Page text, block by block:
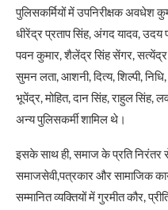
पुलिसकर्मियों में उपनिरीक्षक अवधेश
धीरेंद्र प्रताप सिंह, अंगद यादव, उदय
पवन कुमार, शैलेंद्र सिंह सेंगर, सत्येंद्र
सुमन लता, आशनी, दित्य, शिल्पी,
भूपेंद्र, मोहित, दान सिंह, राहुल सिंह,
अन्य पुलिसकर्मी शामिल थे।
इसके साथ ही, समाज के प्रति निरंतर
समाजसेवी,पत्रकार और सामाजिक
सम्मानित व्यक्तियों में गुरमीत कौर,